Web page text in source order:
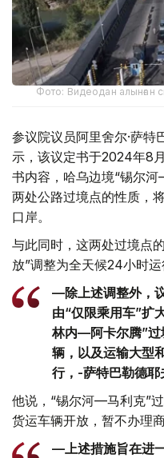
Фото: Видеодан алынған
参议院议员阿里舍尔·萨特
示，该议定书于2024年8
书内容，哈乌边境“锡尔
两处公路过境点的性质，
口岸。
与此同时，这两处过境点
放”调整为全天候24小时运
—除上述调整外，
由“仅限乘用车”扩
林内—阿卡尔腾”过
辆，以及运输大型
行，-萨特巴勒德耶
他说，“锡尔河—马利克”
货运车辆开放，暂不办理
—上述措施旨在进